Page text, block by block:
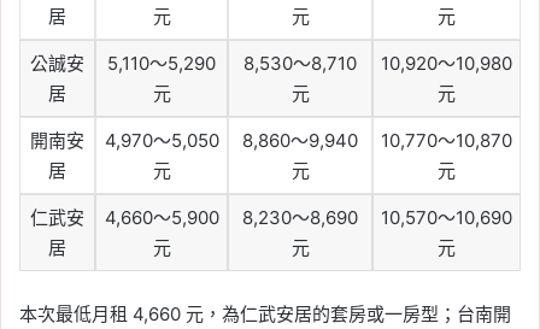
居
元
元
元
公誠安
居
5,110～5,290
元
8,530～8,710
元
10,920～10,980
元
開南安
居
4,970～5,050
元
8,860～9,940
元
10,770～10,870
元
仁武安
居
4,660～5,900
元
8,230～8,690
元
10,570～10,690
元
本次最低月租 4,660 元，為仁武安居的套房或一房型；台南開